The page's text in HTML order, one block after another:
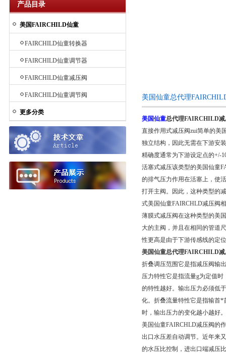
产品目录
美国FAIRCHILD仙童
FAIRCHILD仙童转换器
FAIRCHILD仙童调节器
FAIRCHILD仙童减压阀
FAIRCHILD仙童调节阀
更多分类
美国仙童总代理
美国仙童总代理FAIRCHILD减
直接作用式减压阀zui简单的美
独立结构，因此无需在下游安
精确度通常为下游设定点的+/-
活塞式减压该类型的美国仙童
的排气压力作用在活塞上，使
打开主阀。因此，这种类型的
式美国仙童FAIRCHLD减压阀
薄膜式减压阀在这种类型的美
大的主阀，并且在相同的管道
性更高是由于下游传感线的定
美国仙童总代理FAIRCHILD
折叠调压范围它是指减压阀输
压力特性它是指流量g为定值
的特性越好。输出压力必须低
化。折叠流量特性它是指输首
时，输出压力的变化越小越好
美国仙童FAIRCHLD减压阀的
出口水压差自动调节。近年来
的水压比控制，进出口端减压